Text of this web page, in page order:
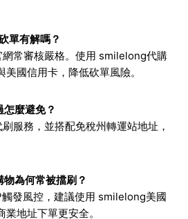
單有解嗎？
常審核嚴格。使用 smilelong代購
國信用卡，降低砍單風險。
麼避免？
服務，並搭配免稅州轉運站地址，
為何常被擋刷？
發風控，建議使用 smilelong美國
地址下單更安全。